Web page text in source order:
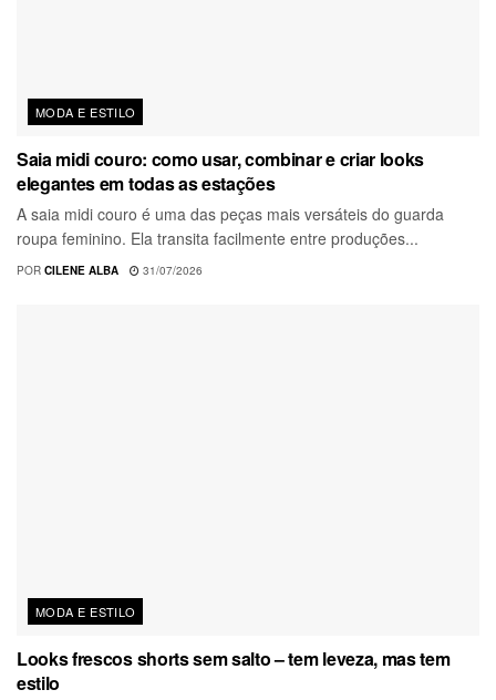
MODA E ESTILO
Saia midi couro: como usar, combinar e criar looks
elegantes em todas as estações
A saia midi couro é uma das peças mais versáteis do guarda
roupa feminino. Ela transita facilmente entre produções...
POR CILENE ALBA 31/07/2026
MODA E ESTILO
Looks frescos shorts sem salto – tem leveza, mas tem
estilo